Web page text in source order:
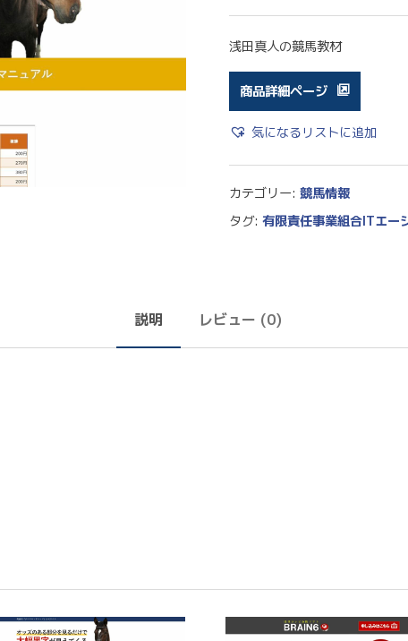
浅田真人の競馬教材
商品詳細ページ
気になるリストに追加
カテゴリー: 競馬情報
タグ: 有限責任事業組合ITエー
説明 レビュー (0)